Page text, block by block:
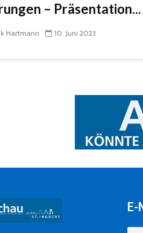
– Präsentation...
Hartmann 10. Juni 2023